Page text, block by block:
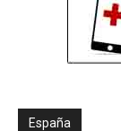
España